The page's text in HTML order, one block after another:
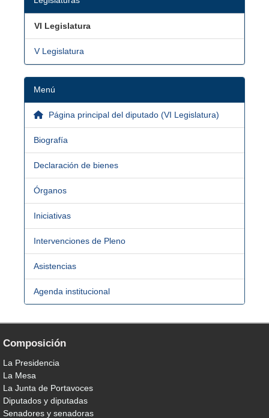
VI Legislatura
V Legislatura
Menú
Página principal del diputado (VI Legislatura)
Biografía
Declaración de bienes
Órganos
Iniciativas
Intervenciones de Pleno
Asistencias
Agenda institucional
Composición
La Presidencia
La Mesa
La Junta de Portavoces
Diputados y diputadas
Senadores y senadoras